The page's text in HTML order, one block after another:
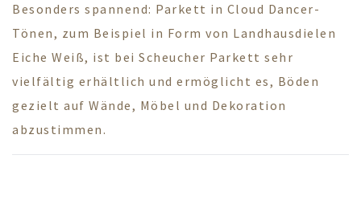
Besonders spannend: Parkett in Cloud Dancer-
Tönen, zum Beispiel in Form von Landhausdielen
Eiche Weiß, ist bei Scheucher Parkett sehr
vielfältig erhältlich und ermöglicht es, Böden
gezielt auf Wände, Möbel und Dekoration
abzustimmen.